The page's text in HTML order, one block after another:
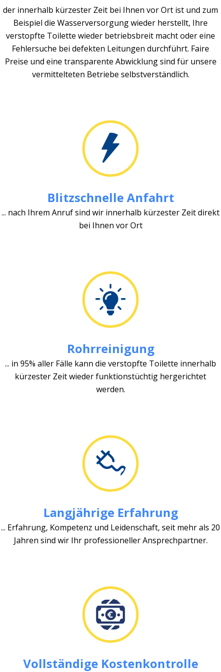
der innerhalb kürzester Zeit bei Ihnen vor Ort ist und zum
Beispiel die Wasserversorgung wieder herstellt, Ihre
verstopfte Toilette wieder betriebsbreit macht oder eine
Fehlersuche bei defekten Leitungen durchführt. Faire
Preise und eine transparente Abwicklung sind für unsere
vermittelteten Betriebe selbstverständlich.
Blitzschnelle Anfahrt
... nach Ihrem Anruf sind wir innerhalb kürzester Zeit direkt
bei Ihnen vor Ort
Rohrreinigung
... in 95% aller Fälle kann die verstopfte Toilette innerhalb
kürzester Zeit wieder funktionstüchtig hergerichtet
werden.
Langjährige Erfahrung
... Erfahrung, Kompetenz und Leidenschaft, seit mehr als 20
Jahren sind wir Ihr professioneller Ansprechpartner.
Vollständige Kostenkontrolle